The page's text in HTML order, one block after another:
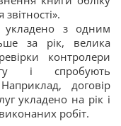
з одним
за рік, велика
контролери
і спробують
договір
укладено на рік і
робіт.